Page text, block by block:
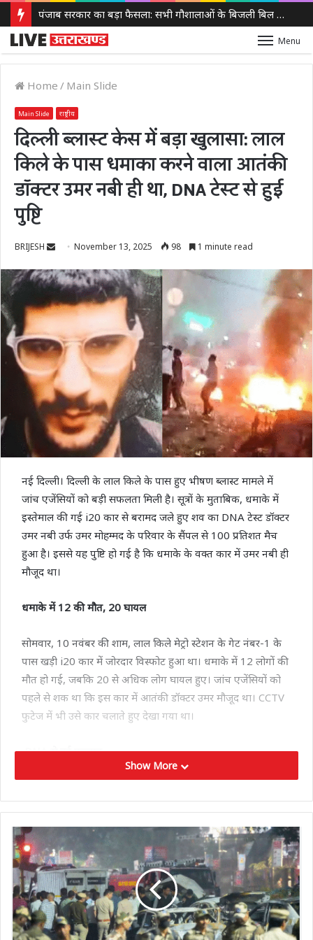
पंजाब सरकार का बड़ा फैसला: सभी गौशालाओं के बिजली बिल होंगे माफ, 152 नई गौशालाओं को मिलेगा लाभ
Menu
Home / Main Slide
Main Slide राष्ट्रीय
दिल्ली ब्लास्ट केस में बड़ा खुलासा: लाल
किले के पास धमाका करने वाला आतंकी
डॉक्टर उमर नबी ही था, DNA टेस्ट से हुई
पुष्टि
BRIJESH
Send
email
November 13, 2025 98 1 minute read
नई दिल्ली। दिल्ली के लाल किले के पास हुए भीषण ब्लास्ट मामले में
जांच एजेंसियों को बड़ी सफलता मिली है। सूत्रों के मुताबिक, धमाके में
इस्तेमाल की गई i20 कार से बरामद जले हुए शव का DNA टेस्ट डॉक्टर
उमर नबी उर्फ उमर मोहम्मद के परिवार के सैंपल से 100 प्रतिशत मैच
हुआ है। इससे यह पुष्टि हो गई है कि धमाके के वक्त कार में उमर नबी ही
मौजूद था।
धमाके में 12 की मौत, 20 घायल
सोमवार, 10 नवंबर की शाम, लाल किले मेट्रो स्टेशन के गेट नंबर-1 के
पास खड़ी i20 कार में जोरदार विस्फोट हुआ था। धमाके में 12 लोगों की
मौत हो गई, जबकि 20 से अधिक लोग घायल हुए। जांच एजेंसियों को
पहले से शक था कि इस कार में आतंकी डॉक्टर उमर मौजूद था। CCTV
फुटेज में भी उसे कार चलाते हुए देखा गया था।
DNA से हुई पहचान
टुकड़ों का DNA टेस्ट कराया। यह सैंपल उमर नबी की मां और भाई के
के वक्त कार में वही था।
एक्सप्रेस-वे से गुजरते हुए ढाबे पर गुजारी थी रात
सूत्रों के अनुसार, लाल किला धमाके से पहले उमर फरीदाबाद से फरार
होकर मेवात और फिरोजपुर झिरका होते हुए दिल्ली-मुंबई एक्सप्रेस-वे से
Show More